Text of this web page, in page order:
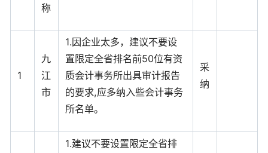
称
1
九
江
市
1.因企业太多，建议不要设
置限定全省排名前50位有资
质会计事务所出具审计报告
的要求,应多纳入些会计事务
所名单。
采
纳
1.建议不要设置限定全省排